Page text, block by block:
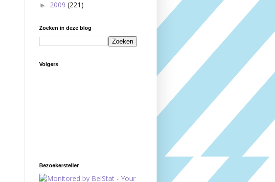
► 2009 (221)
Zoeken in deze blog
Volgers
Bezoekersteller